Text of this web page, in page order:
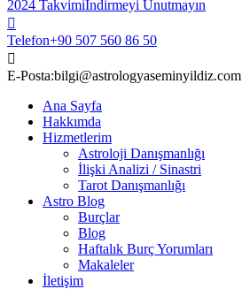
2024 Takvimiİndirmeyi Unutmayın
Telefon+90 507 560 86 50
E-Posta:bilgi@astrologyaseminyildiz.com
Ana Sayfa
Hakkımda
Hizmetlerim
Astroloji Danışmanlığı
İlişki Analizi / Sinastri
Tarot Danışmanlığı
Astro Blog
Burçlar
Blog
Haftalık Burç Yorumları
Makaleler
İletişim